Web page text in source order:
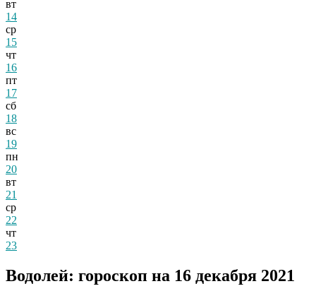
вт
14
ср
15
чт
16
пт
17
сб
18
вс
19
пн
20
вт
21
ср
22
чт
23
Водолей: гороскоп на 16 декабря 2021
пляже Крыма: Что
люди вытворяют, когда